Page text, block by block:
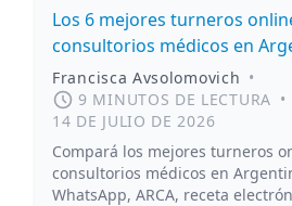
Los 6 mejores turneros
consultorios médicos en
Francisca Avsolomovich •
9 MINUTOS DE LECTURA •
14 DE JULIO DE 2026
Compará los mejores turneros
consultorios médicos en
WhatsApp, ARCA, receta